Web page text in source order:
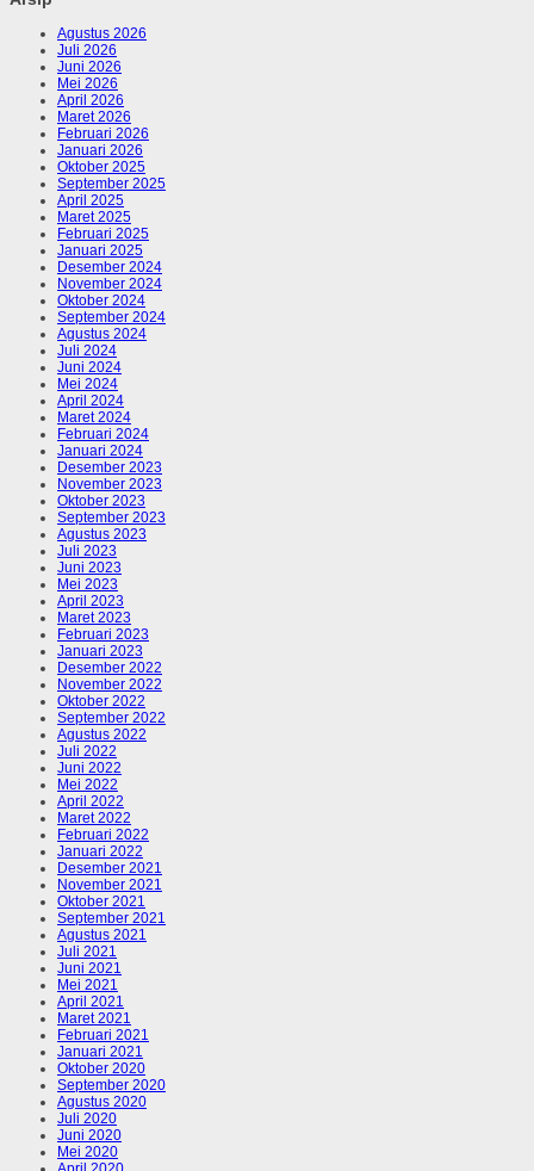
Agustus 2026
Juli 2026
Juni 2026
Mei 2026
April 2026
Maret 2026
Februari 2026
Januari 2026
Oktober 2025
September 2025
April 2025
Maret 2025
Februari 2025
Januari 2025
Desember 2024
November 2024
Oktober 2024
September 2024
Agustus 2024
Juli 2024
Juni 2024
Mei 2024
April 2024
Maret 2024
Februari 2024
Januari 2024
Desember 2023
November 2023
Oktober 2023
September 2023
Agustus 2023
Juli 2023
Juni 2023
Mei 2023
April 2023
Maret 2023
Februari 2023
Januari 2023
Desember 2022
November 2022
Oktober 2022
September 2022
Agustus 2022
Juli 2022
Juni 2022
Mei 2022
April 2022
Maret 2022
Februari 2022
Januari 2022
Desember 2021
November 2021
Oktober 2021
September 2021
Agustus 2021
Juli 2021
Juni 2021
Mei 2021
April 2021
Maret 2021
Februari 2021
Januari 2021
Oktober 2020
September 2020
Agustus 2020
Juli 2020
Juni 2020
Mei 2020